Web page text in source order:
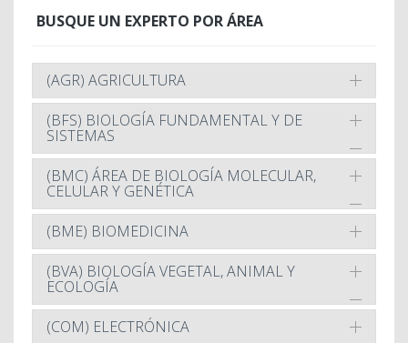
BUSQUE UN EXPERTO POR ÁREA
(AGR) AGRICULTURA
(BFS) BIOLOGÍA FUNDAMENTAL Y DE
SISTEMAS
(BMC) ÁREA DE BIOLOGÍA MOLECULAR,
CELULAR Y GENÉTICA
(BME) BIOMEDICINA
(BVA) BIOLOGÍA VEGETAL, ANIMAL Y
ECOLOGÍA
(COM) ELECTRÓNICA